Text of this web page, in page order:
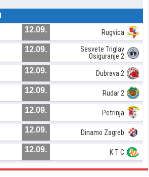
12.09. Rugvica
12.09.
Sesvete Triglav
Osiguranje 2
12.09. Dubrava 2
12.09. Rudar 2
12.09. Petrinja
12.09. Dinamo Zagreb
12.09. K T C